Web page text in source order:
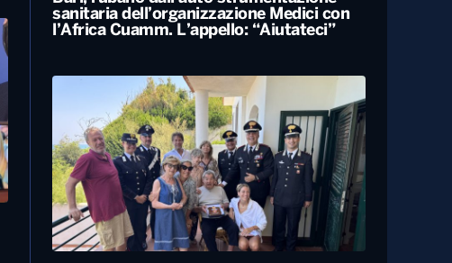
Bari, rubano dall’auto strumentazione